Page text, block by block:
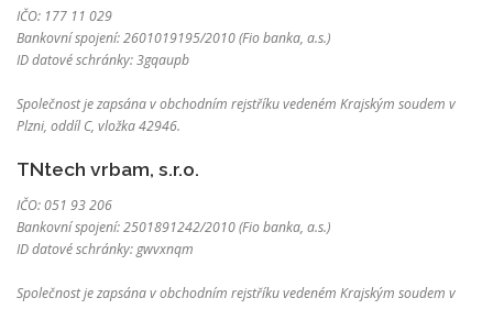
IČO: 177 11 029
Bankovní spojení: 2601019195/2010 (Fio banka, a.s.)
ID datové schránky: 3gqaupb
Společnost je zapsána v obchodním rejstříku vedeném Krajským soudem v
Plzni, oddíl C, vložka 42946.
TNtech vrbam, s.r.o.
IČO: 051 93 206
Bankovní spojení: 2501891242/2010 (Fio banka, a.s.)
ID datové schránky: gwvxnqm
Společnost je zapsána v obchodním rejstříku vedeném Krajským soudem v